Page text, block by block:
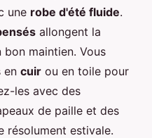
une robe d'été fluide.
allongent la
maintien. Vous
en cuir ou en toile pour
les avec des
de paille et des
résolument estivale.